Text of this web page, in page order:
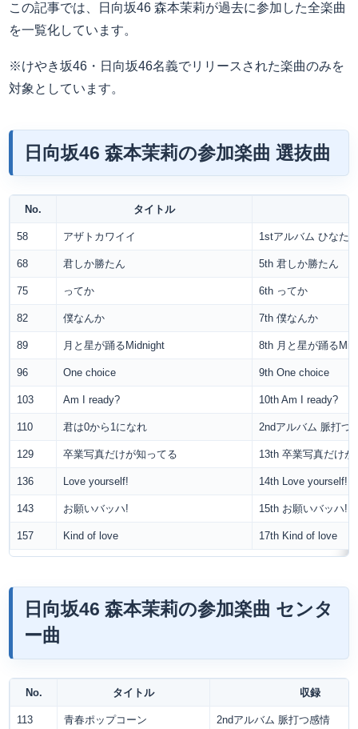
この記事では、日向坂46 森本茉莉が過去に参加した全楽曲
を一覧化しています。
※けやき坂46・日向坂46名義でリリースされた楽曲のみを
対象としています。
日向坂46 森本茉莉の参加楽曲 選抜曲
No. タイトル
58 アザトカワイイ 1stアルバム ひなた
68 君しか勝たん 5th 君しか勝たん
75 ってか 6th ってか
82 僕なんか 7th 僕なんか
89 月と星が踊るMidnight 8th 月と星が踊る
96 One choice 9th One choice
103 Am I ready? 10th Am I ready?
110 君は0から1になれ 2ndアルバム 脈打つ
129 卒業写真だけが知ってる 13th 卒業写真だけが
136 Love yourself! 14th Love yourself!
143 お願いバッハ! 15th お願いバッハ!
157 Kind of love 17th Kind of love
日向坂46 森本茉莉の参加楽曲 センタ
ー曲
No. タイトル 収録
113 青春ポップコーン 2ndアルバム 脈打つ感情